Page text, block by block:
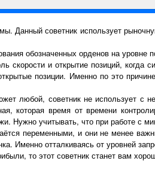
Данный советник использует
обозначенных орденов на
скорости и открытие позиций,
позиции. Именно по это
любой, советник не использует
которая время от времени
Нужно учитывать, что при работе с
переменными, и они не менее
Именно отталкиваясь от уровней
то этот советник станет вам